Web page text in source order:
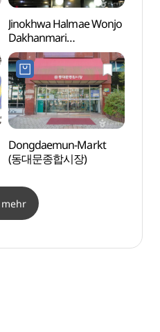
Jinokhwa Halmae Wonjo
Dakhanmari
(진옥화할매원조닭한마
리)
Dongdaemun-Markt
(동대문종합시장)
mehr